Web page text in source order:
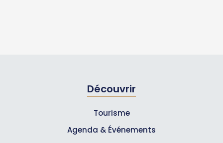
Découvrir
Tourisme
Agenda & Événements